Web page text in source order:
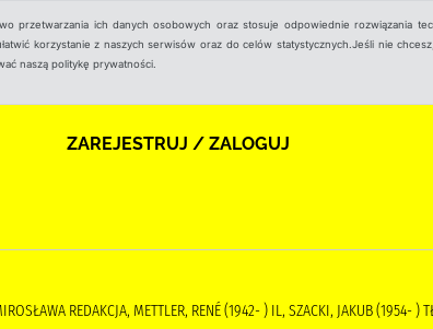
przetwarzania ich danych osobowych oraz stosuje odpowiednie rozwiązania
korzystanie z naszych serwisów oraz do celów statystycznych.Jeśli nie
naszą politykę prywatności.
ZAREJESTRUJ / ZALOGUJ
REDAKCJA, METTLER, RENÉ (1942- ) IL, SZACKI, JAKUB (1954- )